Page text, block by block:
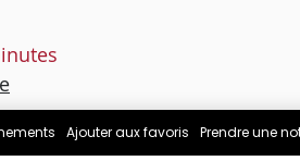
Ajouter aux favoris Prendre une